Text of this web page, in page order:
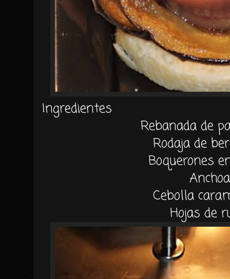
Ingredientes
Rebanada de
Rodaja de
Boquerones
Cebolla
Hojas de